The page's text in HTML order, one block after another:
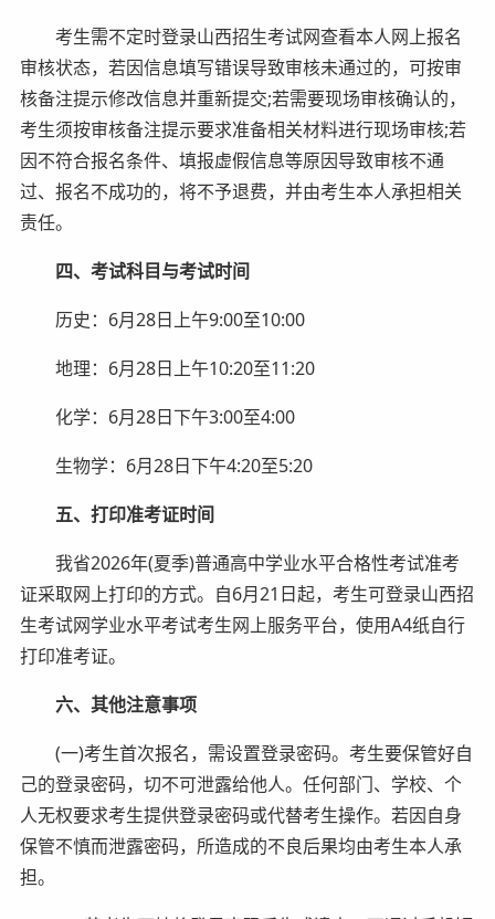
考生需不定时登录山西招生考试网查看本人网上报名
审核状态，若因信息填写错误导致审核未通过的，可按审
核备注提示修改信息并重新提交;若需要现场审核确认的，
考生须按审核备注提示要求准备相关材料进行现场审核;若
因不符合报名条件、填报虚假信息等原因导致审核不通
过、报名不成功的，将不予退费，并由考生本人承担相关
责任。
四、考试科目与考试时间
历史：6月28日上午9:00至10:00
地理：6月28日上午10:20至11:20
化学：6月28日下午3:00至4:00
生物学：6月28日下午4:20至5:20
五、打印准考证时间
我省2026年(夏季)普通高中学业水平合格性考试准考
证采取网上打印的方式。自6月21日起，考生可登录山西招
生考试网学业水平考试考生网上服务平台，使用A4纸自行
打印准考证。
六、其他注意事项
(一)考生首次报名，需设置登录密码。考生要保管好自
己的登录密码，切不可泄露给他人。任何部门、学校、个
人无权要求考生提供登录密码或代替考生操作。若因自身
保管不慎而泄露密码，所造成的不良后果均由考生本人承
担。